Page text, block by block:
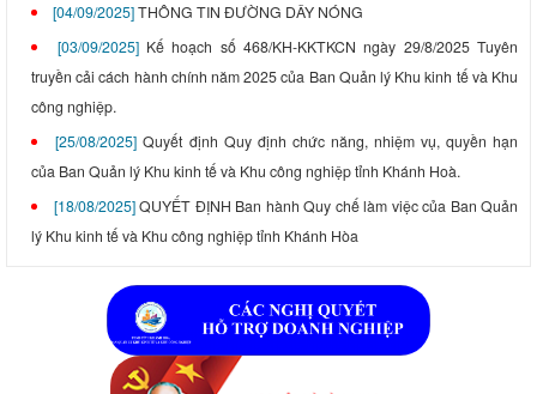
[04/09/2025]THÔNG TIN ĐƯỜNG DÂY NÓNG
[03/09/2025] Kế hoạch số 468/KH-KKTKCN ngày 29/8/2025 Tuyên
truyền cải cách hành chính năm 2025 của Ban Quản lý Khu kinh tế và Khu
công nghiệp.
[25/08/2025]Quyết định Quy định chức năng, nhiệm vụ, quyền hạn
của Ban Quản lý Khu kinh tế và Khu công nghiệp tỉnh Khánh Hoà.
[18/08/2025]QUYẾT ĐỊNH Ban hành Quy chế làm việc của Ban Quản
lý Khu kinh tế và Khu công nghiệp tỉnh Khánh Hòa